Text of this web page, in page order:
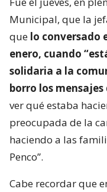
Municipal, que la
que lo conversado
enero, cuando
solidaria a la
borro los mensajes
ver qué estaba
preocupada de la
haciendo a las
Penco”.
Cabe recordar que